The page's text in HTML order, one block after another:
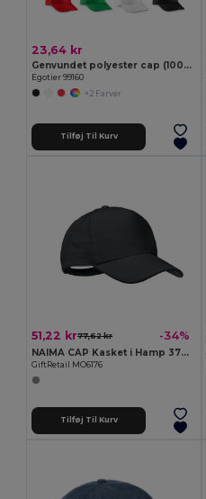
23,64 kr
Genvundet polyester cap (100% rPET)
Egotier 99160
+2 Farver
Tilføj Til Kurv
51,22 kr77,62 kr -34%
NAIMA CAP Kasket i Hamp 370 gr/m²
GiftRetail MO6176
Tilføj Til Kurv